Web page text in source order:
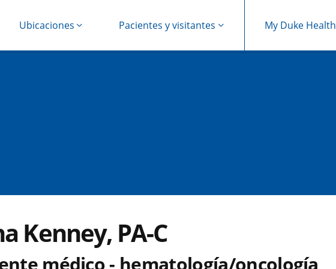
Ubicaciones Pacientes y visitantes My Duke Health
Kenney, PA-C
médico - hematología/oncología